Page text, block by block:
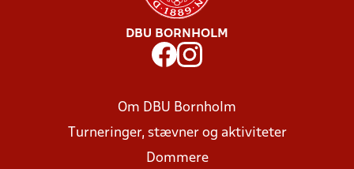
DBU BORNHOLM
Om DBU Bornholm
Turneringer, stævner og aktiviteter
Dommere